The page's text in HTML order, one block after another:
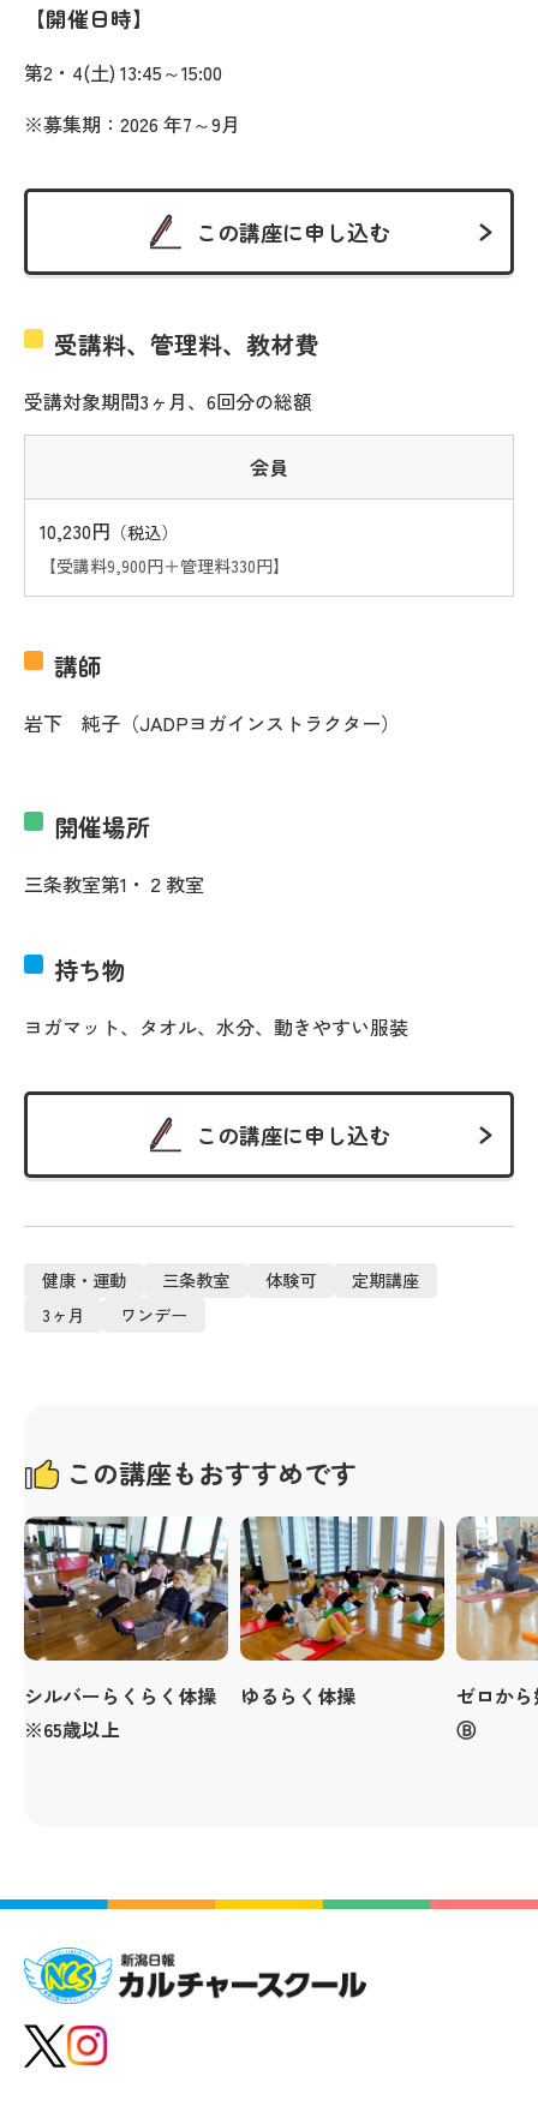
開催日時
第2・4(土) 13:45～15:00
※募集期：2026 年7～9月
この講座に申し込む
受講料、管理料、教材費
受講対象期間3ヶ月、6回分の総額
会員
10,230円 （税込）
【受講料9,900円＋管理料330円】
講師
岩下 純子（JADPヨガインストラクター）
開催場所
三条教室第1・２教室
持ち物
ヨガマット、タオル、水分、動きやすい服装
この講座に申し込む
健康・運動 三条教室 体験可
定期講座
3ヶ月
ワンデー
この講座もおすすめです
シルバーらくらく体操
※65歳以上
ゆるらく体操
ゼロか
Ⓑ